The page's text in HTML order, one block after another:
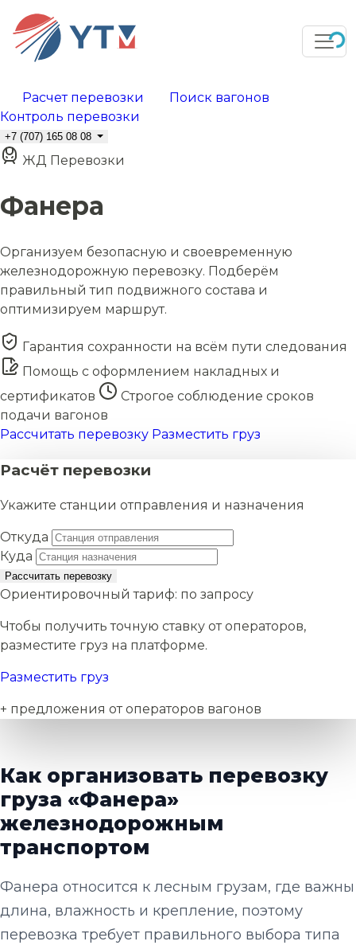
Расчет перевозки
Поиск вагонов
Контроль перевозки
+7 (707) 165 08 08
ЖД Перевозки
Фанера
Организуем безопасную и своевременную
железнодорожную перевозку. Подберём
правильный тип подвижного состава и
оптимизируем маршрут.
Гарантия сохранности на всём пути следования
Помощь с оформлением накладных и
сертификатов
Строгое соблюдение сроков
подачи вагонов
Рассчитать перевозку Разместить груз
Расчёт перевозки
Укажите станции отправления и назначения
Откуда
Куда
Рассчитать перевозку
Ориентировочный тариф: по запросу
Чтобы получить точную ставку от операторов,
разместите груз на платформе.
Разместить груз
+ предложения от операторов вагонов
Как организовать перевозку
груза «Фанера»
железнодорожным
транспортом
Фанера относится к лесным грузам, где важны
длина, влажность и крепление, поэтому
перевозка требует правильного выбора типа